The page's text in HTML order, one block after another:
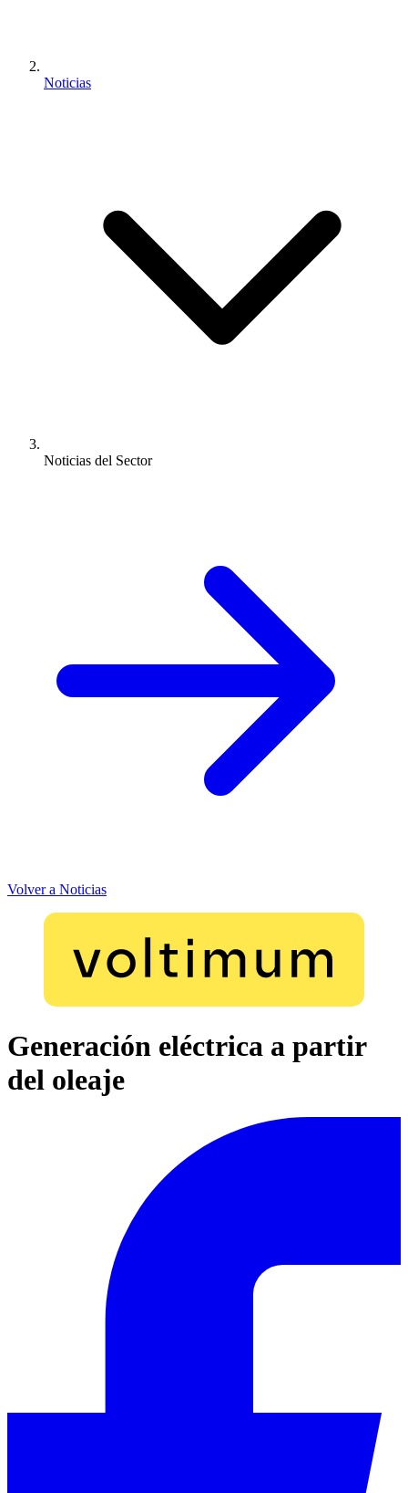
Noticias
Noticias del Sector
Volver a Noticias
Generación eléctrica a partir
del oleaje